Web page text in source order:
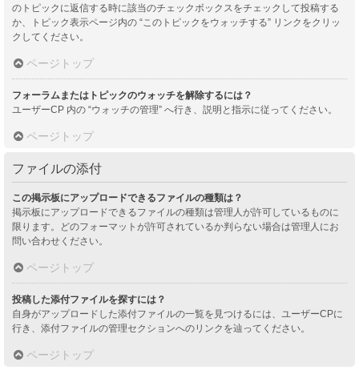
のトピックに返信する時に該当のチェックボックスをチェックして投稿する
か、トピック表示ページ内の “このトピックをウォッチする” リンクをクリッ
クしてください。
ページトップ
フォーラムまたはトピックのウォッチを解除するには？
ユーザーCP 内の “ウォッチの管理” へ行き、説明と指示に従ってください。
ページトップ
ファイルの添付
この掲示板にアップロードできるファイルの種類は？
掲示板にアップロードできるファイルの種類は管理人が許可しているものに
限ります。どのフォーマットが許可されているか判らない場合は管理人にお
問い合わせください。
ページトップ
投稿した添付ファイルを探すには？
自身がアップロードした添付ファイルの一覧を見つけるには、ユーザーCPに
行き、添付ファイルの管理セクションへのリンクを辿ってください。
ページトップ